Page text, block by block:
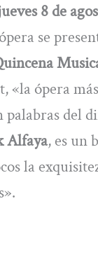
8 de
se
«la ópera
palabras del
Alfaya, es un
la